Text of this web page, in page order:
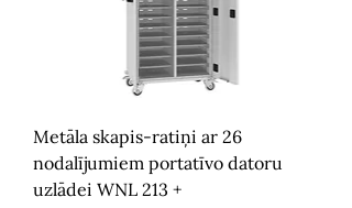
Metāla skapis-ratiņi ar 26
nodalījumiem portatīvo datoru
uzlādei WNL 213 +